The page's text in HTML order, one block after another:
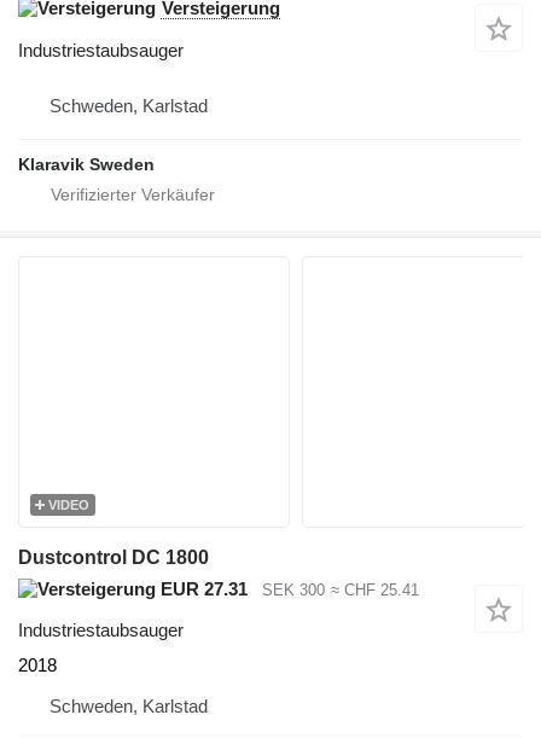
Versteigerung
Industriestaubsauger
Schweden, Karlstad
Klaravik Sweden
VIDEO
Dustcontrol DC 1800
EUR 27.31
SEK 300 ≈ CHF 25.41
Industriestaubsauger
2018
Schweden, Karlstad